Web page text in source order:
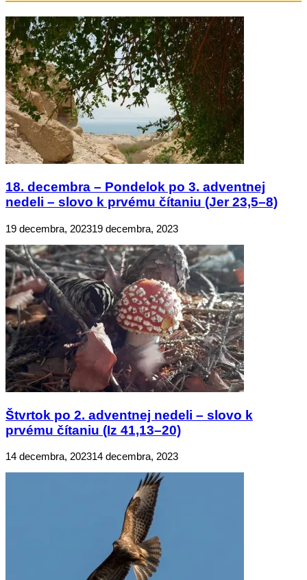
18. decembra – Pondelok po 3. adventnej
nedeli – slovo k prvému čítaniu (Jer 23,5–8)
19 decembra, 202319 decembra, 2023
Štvrtok po 2. adventnej nedeli – slovo k
prvému čítaniu (Iz 41,13–20)
14 decembra, 202314 decembra, 2023